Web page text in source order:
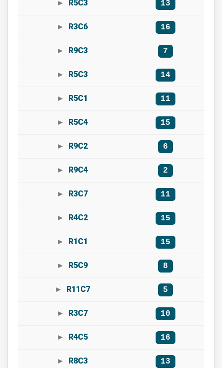
R5C3 13
R3C6 16
R9C3 7
R5C3 14
R5C1 11
R5C4 15
R9C2 6
R9C4 2
R3C7 11
R4C2 15
R1C1 15
R5C9 8
R11C7 5
R3C7 10
R4C5 16
R8C3 13